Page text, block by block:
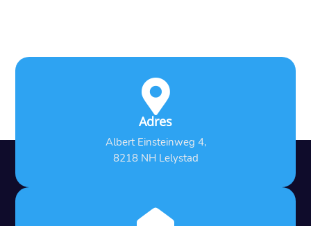

Adres
Albert Einsteinweg 4,
8218 NH Lelystad